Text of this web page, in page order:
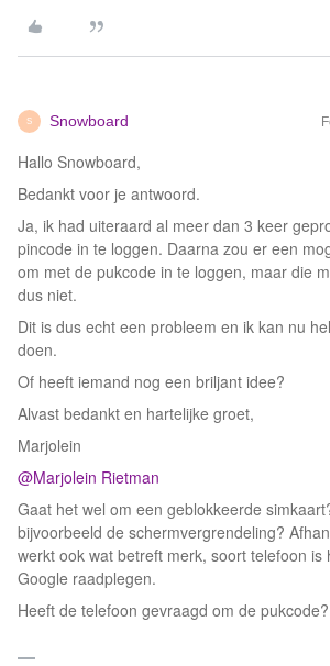
S Snowboard
Hallo Snowboard,
Bedankt voor je antwoord.
Ja, ik had uiteraard al meer dan 3 keer
pincode in te loggen. Daarna zou er een
om met de pukcode in te loggen, maar die
dus niet.
Dit is dus echt een probleem en ik kan nu
doen.
Of heeft iemand nog een briljant idee?
Alvast bedankt en hartelijke groet,
Marjolein
@Marjolein Rietman
Gaat het wel om een geblokkeerde
bijvoorbeeld de schermvergrendeling?
werkt ook wat betreft merk, soort telefoon is
Google raadplegen.
Heeft de telefoon gevraagd om de pukcode?